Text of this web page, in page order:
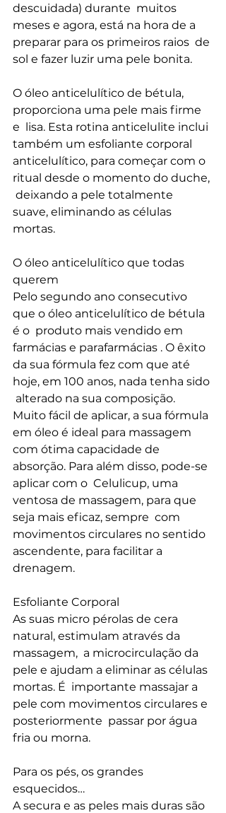
descuidada) durante  muitos
meses e agora, está na hora de a
preparar para os primeiros raios  de
sol e fazer luzir uma pele bonita.
O óleo anticelulítico de bétula,
proporciona uma pele mais firme
e  lisa. Esta rotina anticelulite inclui
também um esfoliante corporal
anticelulítico, para começar com o
ritual desde o momento do duche,
deixando a pele totalmente
suave, eliminando as células
mortas.
O óleo anticelulítico que todas
querem
Pelo segundo ano consecutivo
que o óleo anticelulítico de bétula
é o  produto mais vendido em
farmácias e parafarmácias . O êxito
da sua fórmula fez com que até
hoje, em 100 anos, nada tenha sido
alterado na sua composição.
Muito fácil de aplicar, a sua fórmula
em óleo é ideal para massagem
com ótima capacidade de
absorção. Para além disso, pode-se
aplicar com o  Celulicup, uma
ventosa de massagem, para que
seja mais eficaz, sempre  com
movimentos circulares no sentido
ascendente, para facilitar a
drenagem.
Esfoliante Corporal
As suas micro pérolas de cera
natural, estimulam através da
massagem,  a microcirculação da
pele e ajudam a eliminar as células
mortas. É  importante massajar a
pele com movimentos circulares e
posteriormente  passar por água
fria ou morna.
Para os pés, os grandes
esquecidos…
A secura e as peles mais duras são